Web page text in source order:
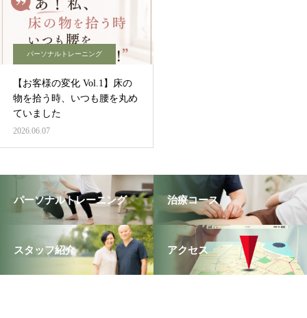
パーソナルトレーニング
【お客様の変化 Vol.1】床の
物を拾う時、いつも腰を丸め
ていました
2026.06.07
パーソナルトレーニング 治療コース
スタッフ紹介 アクセス